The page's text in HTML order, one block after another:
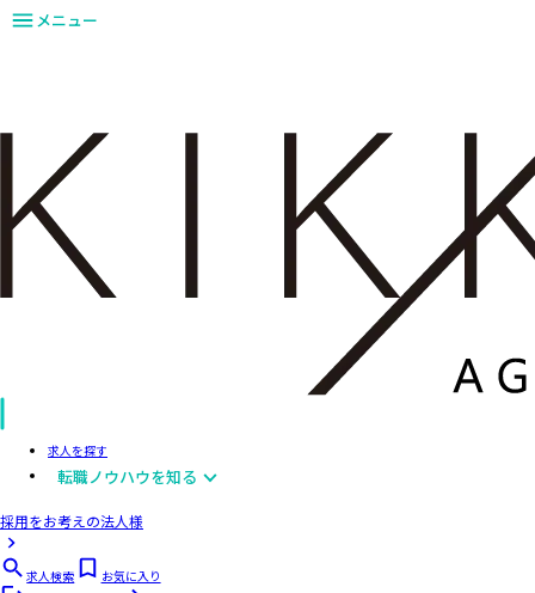
メニュー
求人を探す
転職ノウハウを知る
採用をお考えの法人様
求人検索
お気に入り